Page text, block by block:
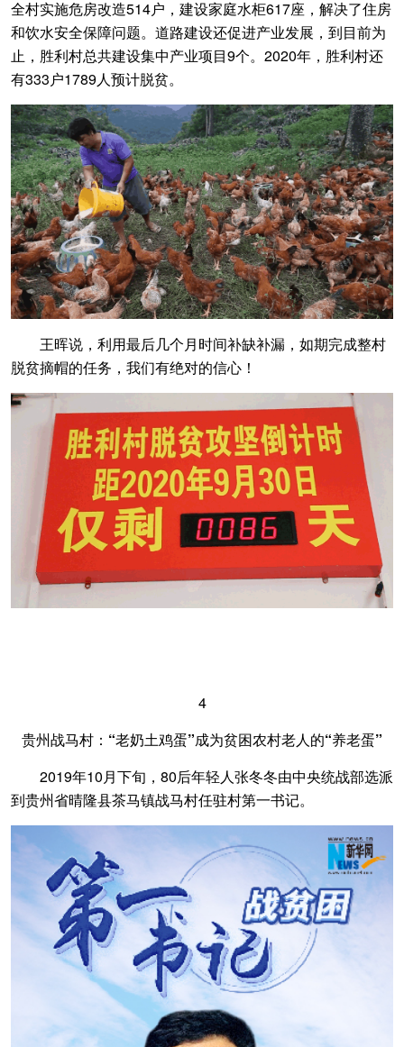
全村实施危房改造514户，建设家庭水柜617座，解决了住房
和饮水安全保障问题。道路建设还促进产业发展，到目前为
止，胜利村总共建设集中产业项目9个。2020年，胜利村还
有333户1789人预计脱贫。
王晖说，利用最后几个月时间补缺补漏，如期完成整村
脱贫摘帽的任务，我们有绝对的信心！
4
贵州战马村：“老奶土鸡蛋”成为贫困农村老人的“养老蛋”
2019年10月下旬，80后年轻人张冬冬由中央统战部选派
到贵州省晴隆县茶马镇战马村任驻村第一书记。